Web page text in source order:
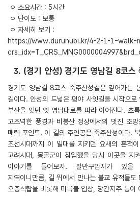
ㅇ 소요시간 : 5시간
ㅇ 난이도 : 보통
ㅇ 자세히 보기 :
https://www.durunubi.kr/4-2-1-1-
3. (경기 안성) 경기도 영남길 8코스
경기도 영남길 8코스 죽주산성길은 깊어가는
길이다. 안성의 드넓은 평야 사잇길을 시작으
부산을 잇던 옛 영남대로를 따라 이어진다. 초
고즈넉한 풍경과 비봉산 정상에서의 멋진 조
매력 포인트. 이 길의 주인공은 죽주산성이다.
조선시대까지 이 일대를 지키던 요새의 흔적
고려시대, 몽골군이 침입했을 당시 이곳을 지
이야기를 들어보자. 팔만구암자가 있
지역이니만큼, 길 위에서 만나는 불교 유적들
오층석탑을 비롯해 미륵불 입상, 당간지주 등이